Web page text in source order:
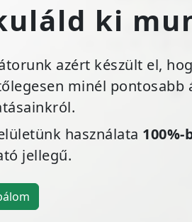
ki
azért készült el,
minél pontosabb
használata
jellegű.